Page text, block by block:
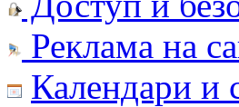
Реклама на
Календари и